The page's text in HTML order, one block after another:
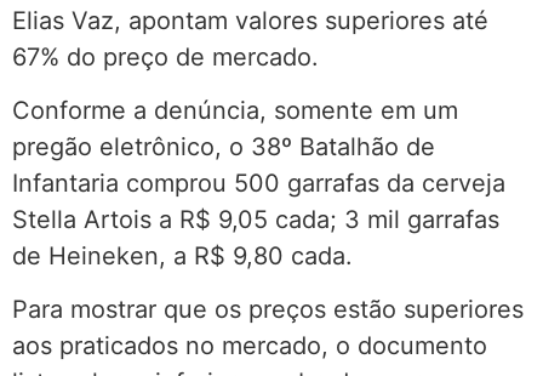
Elias Vaz, apontam valores superiores até
67% do preço de mercado.
Conforme a denúncia, somente em um
pregão eletrônico, o 38º Batalhão de
Infantaria comprou 500 garrafas da cerveja
Stella Artois a R$ 9,05 cada; 3 mil garrafas
de Heineken, a R$ 9,80 cada.
Para mostrar que os preços estão superiores
aos praticados no mercado, o documento